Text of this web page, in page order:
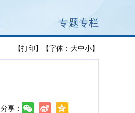
专题专栏
【打印】 【字体： 大中小】
分享：